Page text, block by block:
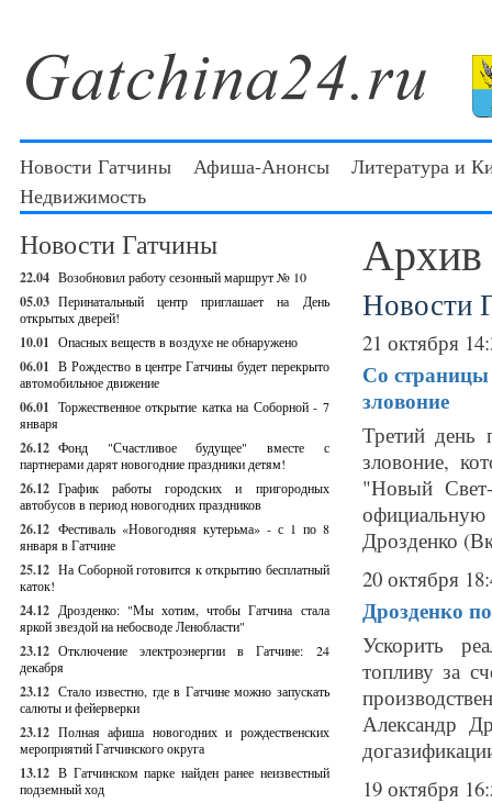
Новости Гатчины Афиша-Анонсы
Литература и
Недвижимость
Новости Гатчины
22.04 Возобновил работу сезонный маршрут № 10
05.03 Перинатальный центр приглашает на День
открытых дверей!
10.01 Опасных веществ в воздухе не обнаружено
06.01 В Рождество в центре Гатчины будет перекрыто
автомобильное движение
06.01 Торжественное открытие катка на Соборной - 7
января
26.12 Фонд "Счастливое будущее" вместе с
партнерами дарят новогодние праздники детям!
26.12 График работы городских и пригородных
автобусов в период новогодних праздников
26.12 Фестиваль «Новогодняя кутерьма» - с 1 по 8
января в Гатчине
25.12 На Соборной готовится к открытию бесплатный
каток!
24.12 Дрозденко: "Мы хотим, чтобы Гатчина стала
яркой звездой на небосводе Ленобласти"
23.12 Отключение электроэнергии в Гатчине: 24
декабря
23.12 Стало известно, где в Гатчине можно запускать
салюты и фейерверки
23.12 Полная афиша новогодних и рождественских
мероприятий Гатчинского округа
13.12 В Гатчинском парке найден ранее неизвестный
подземный ход
Архив
Новости
21 октября
Со страницы
зловоние
Третий день
зловоние,
"Новый
официальную
Дрозденко
20 октября
Дрозденко
Ускорить
топливу за
Александр
19 октября